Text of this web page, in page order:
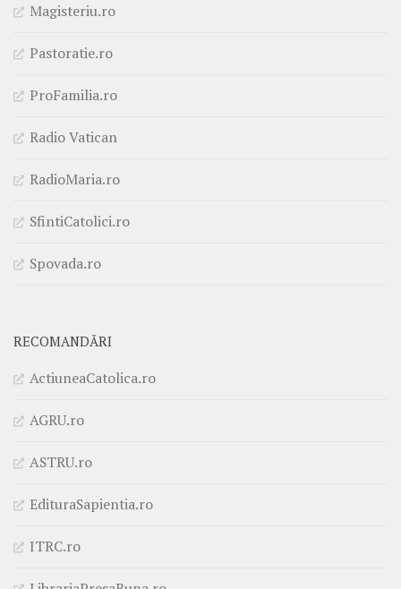
Magisteriu.ro
Pastoratie.ro
ProFamilia.ro
Radio Vatican
RadioMaria.ro
SfintiCatolici.ro
Spovada.ro
RECOMANDĂRI
ActiuneaCatolica.ro
AGRU.ro
ASTRU.ro
EdituraSapientia.ro
ITRC.ro